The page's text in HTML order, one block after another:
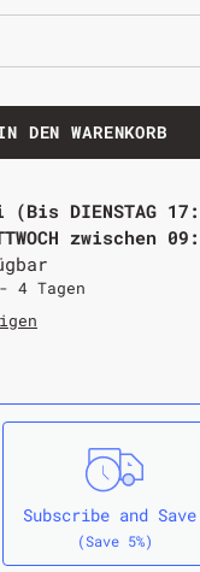
DEN WARENKORB
(Bis DIENSTAG
zwischen
Tagen
Subscribe and Save
(Save 5%)